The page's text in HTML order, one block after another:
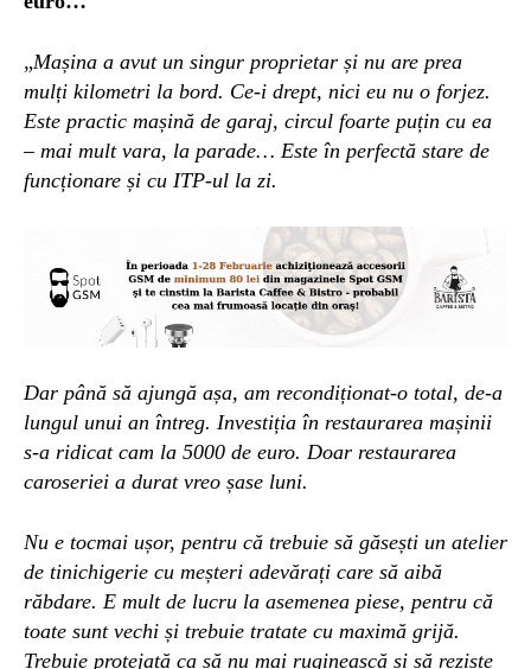
„Mașina a avut un singur proprietar și nu are prea
mulți kilometri la bord. Ce-i drept, nici eu nu o forjez.
Este practic mașină de garaj, circul foarte puțin cu ea
– mai mult vara, la parade… Este în perfectă stare de
funcționare și cu ITP-ul la zi.
Dar până să ajungă așa, am recondiționat-o total, de-a
lungul unui an întreg. Investiția în restaurarea mașinii
s-a ridicat cam la 5000 de euro. Doar restaurarea
caroseriei a durat vreo șase luni.
Nu e tocmai ușor, pentru că trebuie să găsești un atelier
de tinichigerie cu meșteri adevărați care să aibă
răbdare. E mult de lucru la asemenea piese, pentru că
toate sunt vechi și trebuie tratate cu maximă grijă.
Trebuie protejată ca să nu mai ruginească și să reziste